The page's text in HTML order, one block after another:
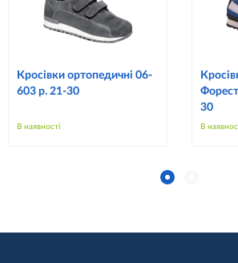
Кросівки ортопедичні 06-
603 р. 21-30
В наявності
30
В